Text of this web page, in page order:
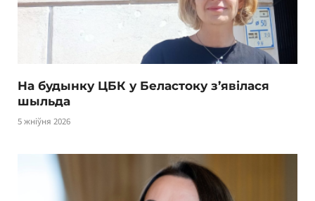
На будынку ЦБК у Беластоку з’явілася
шыльда
5 жніўня 2026